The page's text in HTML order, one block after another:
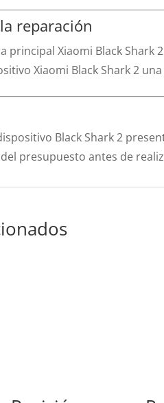
reparación
principal Xiaomi Black Shark 2
Xiaomi Black Shark 2
Black Shark 2
presupuesto antes de